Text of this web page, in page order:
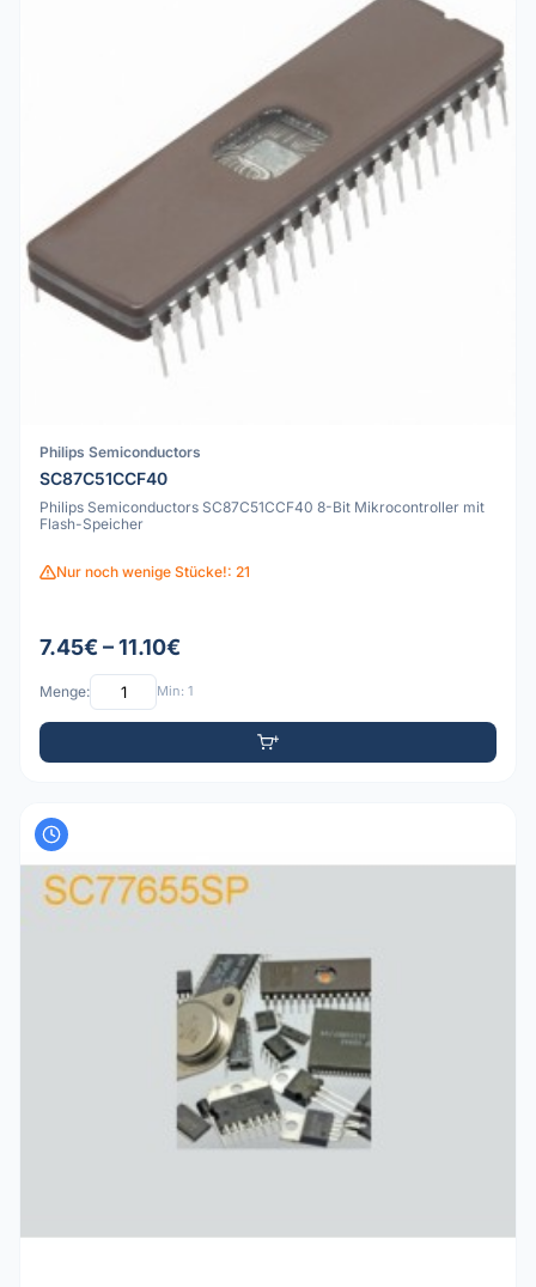
Philips Semiconductors
SC87C51CCF40
Philips Semiconductors SC87C51CCF40 8-Bit Mikrocontroller mit
Flash-Speicher
Nur noch wenige Stücke!: 21
7.45€ – 11.10€
Menge: Min: 1